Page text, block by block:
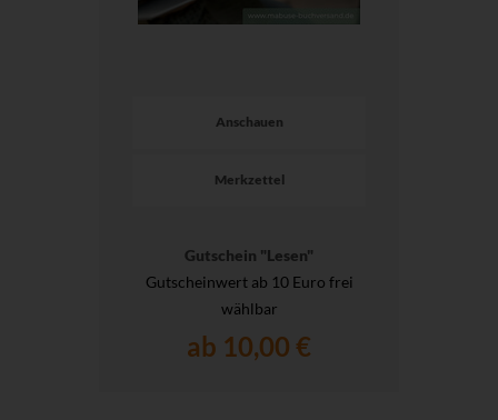
Anschauen
Merkzettel
Gutschein "Lesen"
Gutscheinwert ab 10 Euro frei
wählbar
ab 10,00 €